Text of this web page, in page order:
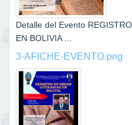
Detalle del Evento
EN BOLIVIA ...
3-AFICHE-EVENTO.png